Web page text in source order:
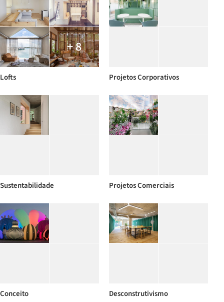
+ 8
Lofts Projetos Corporativos
Sustentabilidade Projetos Comerciais
Conceito Desconstrutivismo